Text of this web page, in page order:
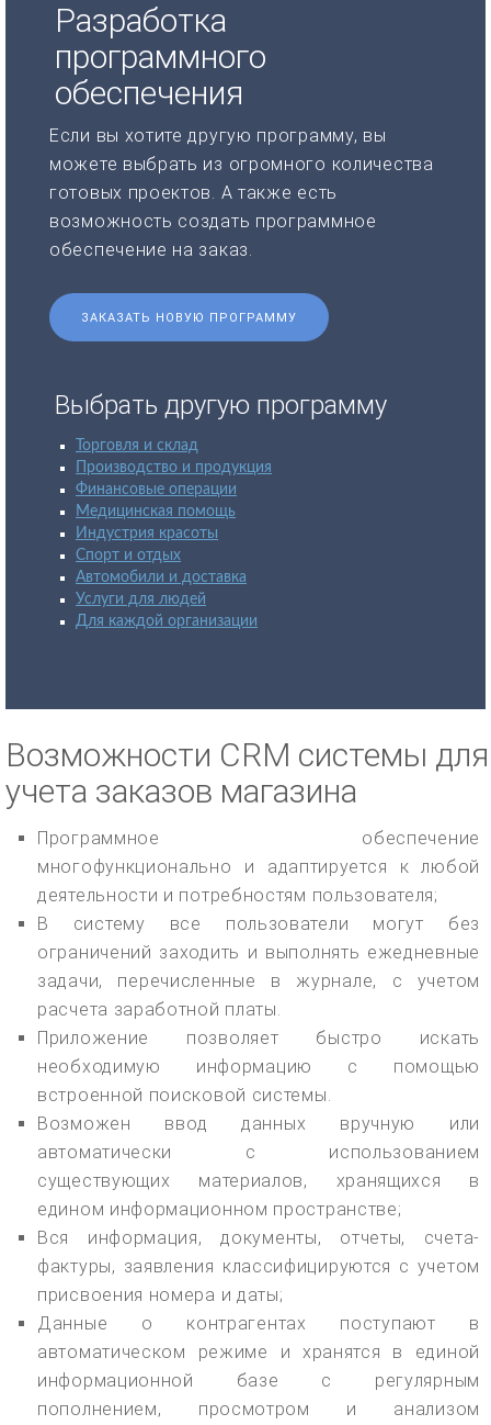
Разработка
программного
обеспечения
Если вы хотите другую программу, вы
можете выбрать из огромного количества
готовых проектов. А также есть
возможность создать программное
обеспечение на заказ.
ЗАКАЗАТЬ НОВУЮ ПРОГРАММУ
Выбрать другую программу
Торговля и склад
Производство и продукция
Финансовые операции
Медицинская помощь
Индустрия красоты
Спорт и отдых
Автомобили и доставка
Услуги для людей
Для каждой организации
Возможности CRM системы для
учета заказов магазина
Программное обеспечение
многофункционально и адаптируется к любой
деятельности и потребностям пользователя;
В систему все пользователи могут без
ограничений заходить и выполнять ежедневные
задачи, перечисленные в журнале, с учетом
расчета заработной платы.
Приложение позволяет быстро искать
необходимую информацию с помощью
встроенной поисковой системы.
Возможен ввод данных вручную или
автоматически с использованием
существующих материалов, хранящихся в
едином информационном пространстве;
Вся информация, документы, отчеты, счета-
фактуры, заявления классифицируются с учетом
присвоения номера и даты;
Данные о контрагентах поступают в
автоматическом режиме и хранятся в единой
информационной базе с регулярным
пополнением, просмотром и анализом